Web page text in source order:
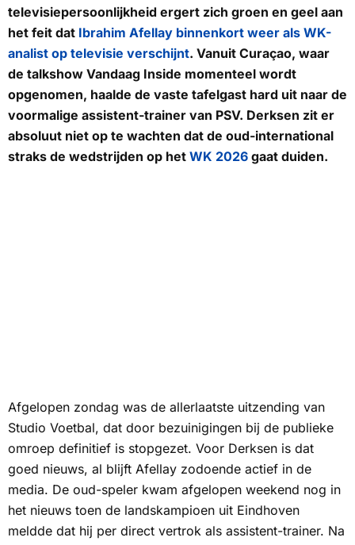
televisiepersoonlijkheid ergert zich groen en geel aan
het feit dat Ibrahim Afellay binnenkort weer als WK-
analist op televisie verschijnt. Vanuit Curaçao, waar
de talkshow Vandaag Inside momenteel wordt
opgenomen, haalde de vaste tafelgast hard uit naar de
voormalige assistent-trainer van PSV. Derksen zit er
absoluut niet op te wachten dat de oud-international
straks de wedstrijden op het WK 2026 gaat duiden.
Afgelopen zondag was de allerlaatste uitzending van
Studio Voetbal, dat door bezuinigingen bij de publieke
omroep definitief is stopgezet. Voor Derksen is dat
goed nieuws, al blijft Afellay zodoende actief in de
media. De oud-speler kwam afgelopen weekend nog in
het nieuws toen de landskampioen uit Eindhoven
meldde dat hij per direct vertrok als assistent-trainer. Na